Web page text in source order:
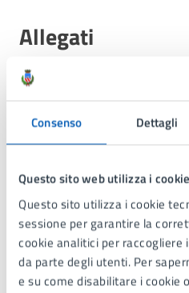
Consenso Dettagli
Questo sito web utilizza i cookie
Questo sito utilizza i cookie
sessione per garantire la
cookie analitici per
da parte degli utenti. Per
e su come disabilitare i cookie
Allegati
L'Italia nella politica
Contatti
Servizi Culturali e
Telefono:039 73971